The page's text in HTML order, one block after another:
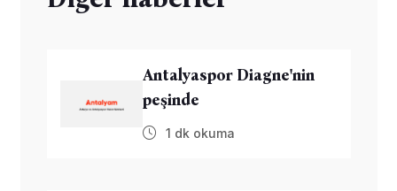
Antalyaspor Diagne'nin
peşinde
1 dk okuma